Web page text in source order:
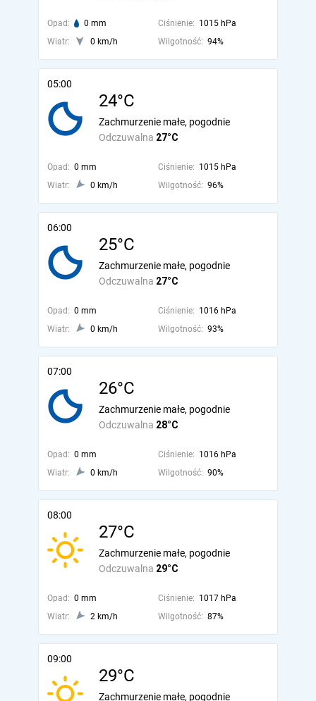
Opad: 0 mm Ciśnienie: 1015 hPa
Wiatr:
0 km/h Wilgotność: 94%
05:00
24°C
Odczuwalna 27°C
Zachmurzenie małe, pogodnie
Opad: 0 mm Ciśnienie: 1015 hPa
Wiatr:
0 km/h Wilgotność: 96%
06:00
25°C
Odczuwalna 27°C
Zachmurzenie małe, pogodnie
Opad: 0 mm Ciśnienie: 1016 hPa
Wiatr:
0 km/h Wilgotność: 93%
07:00
26°C
Odczuwalna 28°C
Zachmurzenie małe, pogodnie
Opad: 0 mm Ciśnienie: 1016 hPa
Wiatr:
0 km/h Wilgotność: 90%
08:00
27°C
Odczuwalna 29°C
Zachmurzenie małe, pogodnie
Opad: 0 mm Ciśnienie: 1017 hPa
Wiatr:
2 km/h Wilgotność: 87%
09:00
29°C
Zachmurzenie małe, pogodnie